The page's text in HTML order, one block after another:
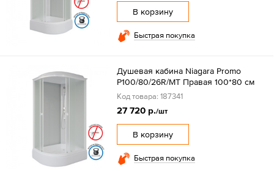
В корзину
Быстрая покупка
Душевая кабина Niagara Promo
P100/80/26R/MT Правая 100*80 см
Код товара: 187341
27 720 р./шт
В корзину
Быстрая покупка